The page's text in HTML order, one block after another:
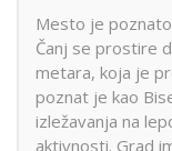
Mesto je
Čanj se prostire
metara, koja je
poznat je kao
izležavanja na
aktivnosti. Grad